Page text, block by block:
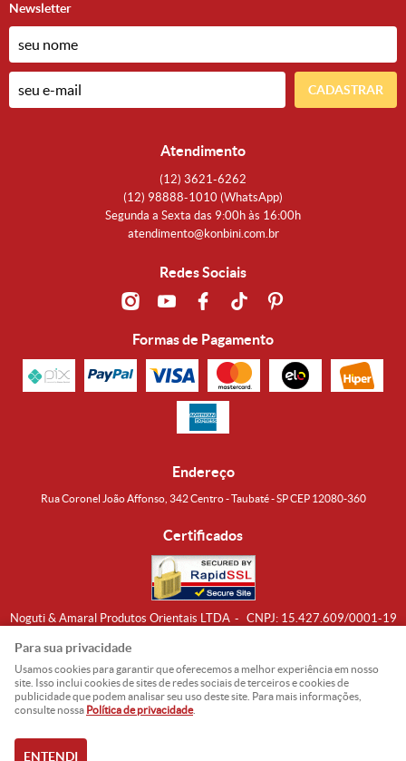
Newsletter
CADASTRAR
Atendimento
(12) 3621-6262
(12) 98888-1010 (WhatsApp)
Segunda a Sexta das 9:00h às 16:00h
atendimento@konbini.com.br
Redes Sociais
Formas de Pagamento
Endereço
Rua Coronel João Affonso, 342 Centro - Taubaté - SP CEP 12080-360
Certificados
Noguti & Amaral Produtos Orientais LTDA CNPJ: 15.427.609/0001-19
Para sua privacidade
Usamos cookies para garantir que oferecemos a melhor experiência em nosso
site. Isso inclui cookies de sites de redes sociais de terceiros e cookies de
publicidade que podem analisar seu uso deste site. Para mais informações,
consulte nossa Política de privacidade.
ENTENDI